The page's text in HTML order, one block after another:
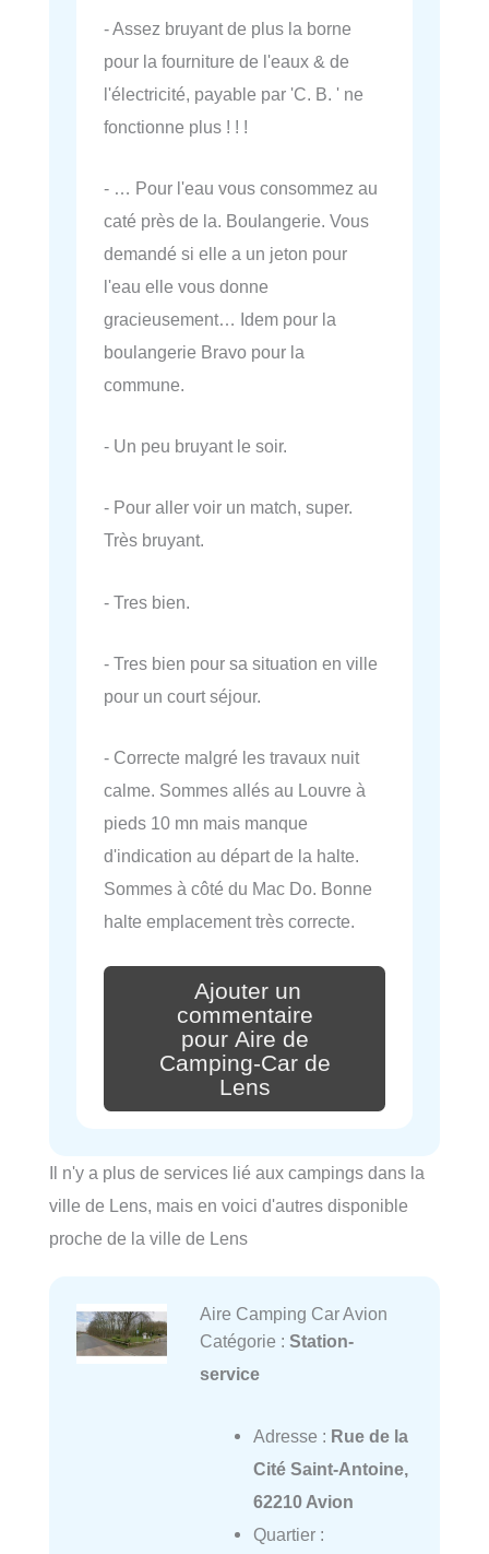
- Assez bruyant de plus la borne
pour la fourniture de l'eaux & de
l'électricité, payable par 'C. B. ' ne
fonctionne plus ! ! !
- … Pour l'eau vous consommez au
caté près de la. Boulangerie. Vous
demandé si elle a un jeton pour
l'eau elle vous donne
gracieusement… Idem pour la
boulangerie Bravo pour la
commune.
- Un peu bruyant le soir.
- Pour aller voir un match, super.
Très bruyant.
- Tres bien.
- Tres bien pour sa situation en ville
pour un court séjour.
- Correcte malgré les travaux nuit
calme. Sommes allés au Louvre à
pieds 10 mn mais manque
d'indication au départ de la halte.
Sommes à côté du Mac Do. Bonne
halte emplacement très correcte.
Ajouter un
commentaire
pour Aire de
Camping-Car de
Lens
Il n'y a plus de services lié aux campings dans la
ville de Lens, mais en voici d'autres disponible
proche de la ville de Lens
Aire Camping Car Avion
Catégorie : Station-
service
Adresse : Rue de la
Cité Saint-Antoine,
62210 Avion
Quartier :